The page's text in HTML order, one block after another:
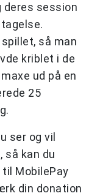
session
så man
kriblet i de
ud på en
25
ser og vil
så kan du
MobilePay
din donation